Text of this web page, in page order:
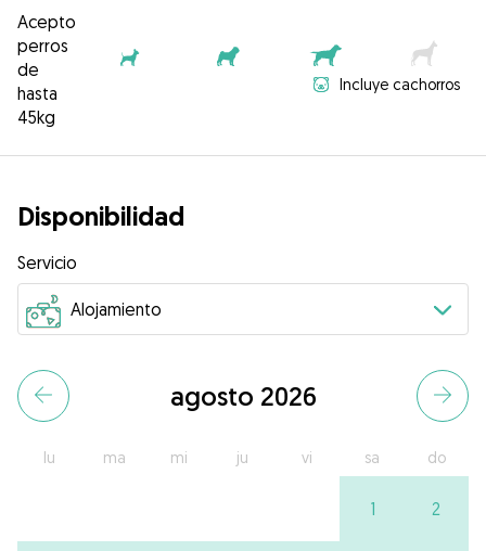
Acepto
perros
de
hasta
45kg
Incluye cachorros
Disponibilidad
Servicio
agosto 2026
lu ma mi ju vi sa do
1 2